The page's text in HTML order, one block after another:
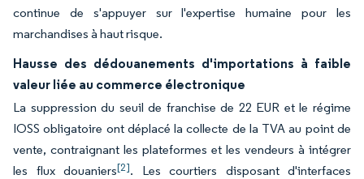
continue de s'appuyer sur l'expertise humaine pour les
marchandises à haut risque.
Hausse des dédouanements d'importations à faible
valeur liée au commerce électronique
La suppression du seuil de franchise de 22 EUR et le régime
IOSS obligatoire ont déplacé la collecte de la TVA au point de
vente, contraignant les plateformes et les vendeurs à intégrer
les flux douaniers[2]. Les courtiers disposant d'interfaces